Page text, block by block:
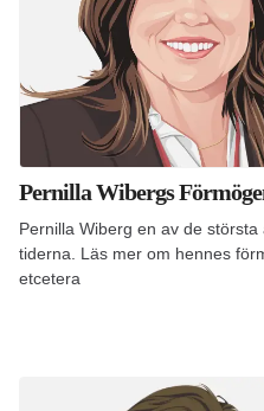
Pernilla Wibergs
Pernilla Wiberg en av de
tiderna. Läs mer om hennes
etcetera